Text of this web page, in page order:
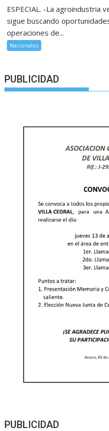
ESPECIAL. -La agroindustria
sigue buscando
operaciones de...
Nacionales
PUBLICIDAD
PUBLICIDAD